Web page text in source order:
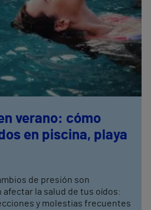
verano: cómo
en piscina, playa
de presión son
la salud de tus oídos:
y molestias frecuentes